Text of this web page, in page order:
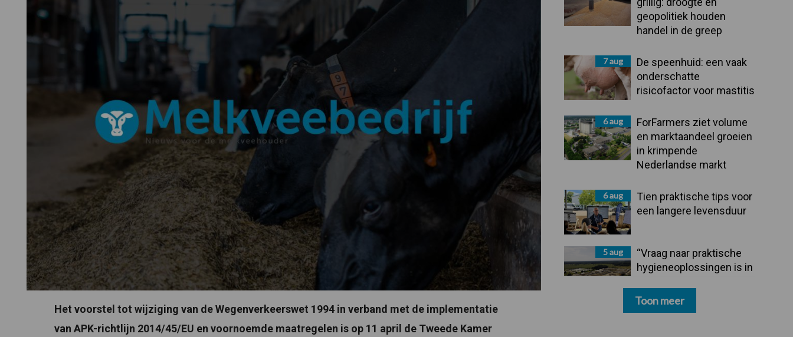
Het voorstel tot wijziging van de Wegenverkeerswet 1994 in verband met de implementatie
van APK-richtlijn 2014/45/EU en voornoemde maatregelen is op 11 april de Tweede Kamer
geopolitiek houden
handel in de greep
7 aug
De speenhuid: een vaak
onderschatte
risicofactor voor mastitis
6 aug
ForFarmers ziet volume
en marktaandeel groeien
in krimpende
Nederlandse markt
6 aug
Tien praktische tips voor
een langere levensduur
5 aug
“Vraag naar praktische
hygieneoplossingen is in
Toon meer